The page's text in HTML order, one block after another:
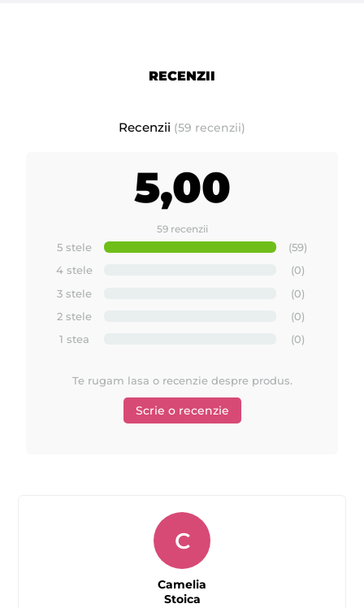
RECENZII
Recenzii (59 recenzii)
5,00
59 recenzii
5 stele
(59)
4 stele
(0)
3 stele
(0)
2 stele
(0)
1 stea
(0)
Te rugam lasa o recenzie despre produs.
Scrie o recenzie
C
Camelia
Stoica